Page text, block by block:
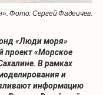
Фото: Сергей Фадеичев.
«Люди моря»
проект «Морское
В рамках
и
информацию